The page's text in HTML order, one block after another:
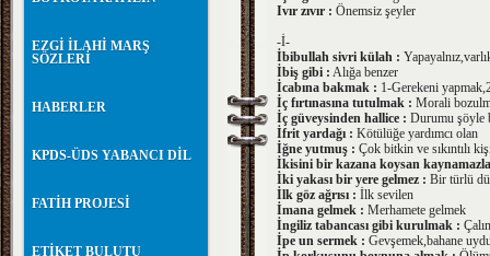
EZGİ İLAHİ MARŞ
SÖZLERİ
HABERLER
KPDS-ÜDS YABANCI DİL
FATİH PROJESİ
ETİKET BULUTU
Ivır zıvır : Önemsiz şeyler
-İ-
İbibullah sivri külah :
İbiş gibi : Alığa benzer
İcabına bakmak : 1-Gerekeni
İç fırtınasına tutulmak : Morali
İç güveysinden hallice : Durumu şöyle
İfrit yardağı : Kötülüğe yardımcı olan
İğne yutmuş : Çok bitkin ve sıkıntılı
İkisini bir kazana koysan
İki yakası bir yere gelmez : Bir türlü
İlk göz ağrısı : İlk sevilen
İmana gelmek : Merhamete gelmek
İngiliz tabancası gibi kurulmak :
İpe un sermek : Gevşemek,bahane